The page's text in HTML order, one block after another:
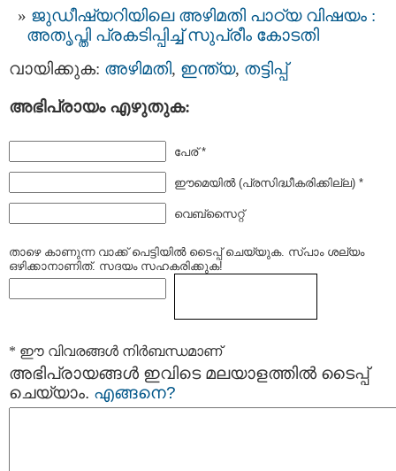
ജുഡീഷ്യറിയിലെ അഴിമതി പാഠ്യ വിഷയം :
അതൃപ്തി പ്രകടിപ്പിച്ച് സുപ്രീം കോടതി
വായിക്കുക: അഴിമതി, ഇന്ത്യ, തട്ടിപ്പ്‌
അഭിപ്രായം എഴുതുക:
പേര് *
ഈമെയില്‍ (പ്രസിദ്ധീകരിക്കില്ല) *
വെബ്സൈറ്റ്
താഴെ കാണുന്ന വാക്ക് പെട്ടിയില്‍ ടൈപ്പ്‌ ചെയ്യുക. സ്പാം ശല്യം
ഒഴിക്കാനാണിത്. സദയം സഹകരിക്കുക!
* ഈ വിവരങ്ങള്‍ നിര്‍ബന്ധമാണ്
അഭിപ്രായങ്ങള്‍ ഇവിടെ മലയാളത്തില്‍ ടൈപ്പ്
ചെയ്യാം. എങ്ങനെ?